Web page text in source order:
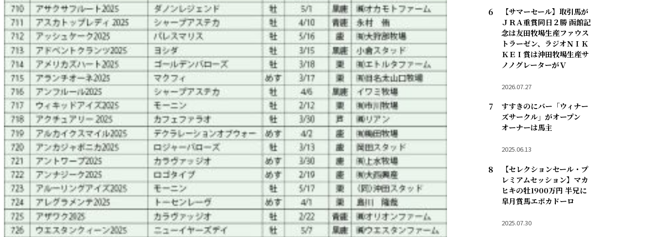
【サマーセール】取引馬が
ＪＲＡ重賞同日２勝 函館記
念は友田牧場生産ファウス
トラーゼン、ラジオＮＩＫ
ＫＥＩ賞は沖田牧場生産サ
ノノグレーターがＶ
2026.07.27
すすきのにバー「ウィナー
ズサークル」がオープン
オーナーは馬主
2025.06.13
【セレクションセール・プ
レミアムセッション】マカ
ヒキの牡1900万円 半兄に
皐月賞馬エポカドーロ
2025.07.30